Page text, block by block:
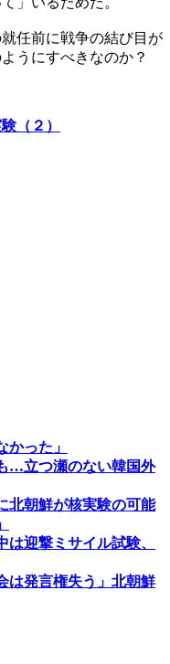
任前に戦争の結び目が
うにすべきなのか？
（２）
った」
…立つ瀬のない韓国外
北朝鮮が核実験の可能
迎撃ミサイル試験、
は発言権失う」北朝鮮